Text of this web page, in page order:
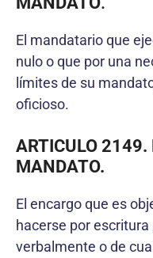
El mandatario que
nulo o que por una
límites de su
oficioso.
ARTICULO 2149.
MANDATO.
El encargo que es
hacerse por
verbalmente o de